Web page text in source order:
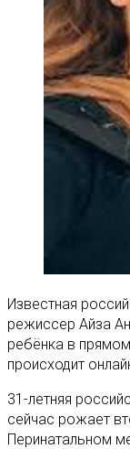
Известная
режиссер Айза
ребёнка в
происходит
31-летняя
сейчас рожает
Перинатальном